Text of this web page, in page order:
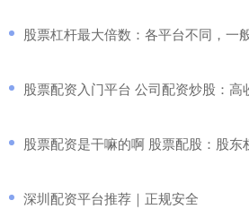
股票杠杆最大倍数：各平台不同，一
股票配资入门平台 公司配资炒股：高
股票配资是干嘛的啊 股票配股：股
​深圳配资平台推荐｜正规安全